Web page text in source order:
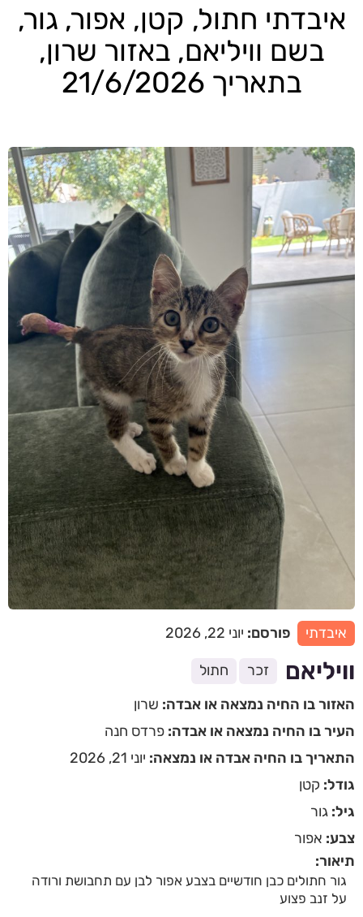
איבדתי חתול, קטן, אפור, גור,
בשם וויליאם, באזור שרון,
בתאריך 21/6/2026
איבדתי פורסם: יוני 22, 2026
וויליאם זכר
חתול
האזור בו החיה נמצאה או אבדה: שרון
העיר בו החיה נמצאה או אבדה: פרדס חנה
התאריך בו החיה אבדה או נמצאה: יוני 21, 2026
גודל: קטן
גיל: גור
צבע: אפור
תיאור:
גור חתולים כבן חודשיים בצבע אפור לבן עם תחבושת ורודה
על זנב פצוע